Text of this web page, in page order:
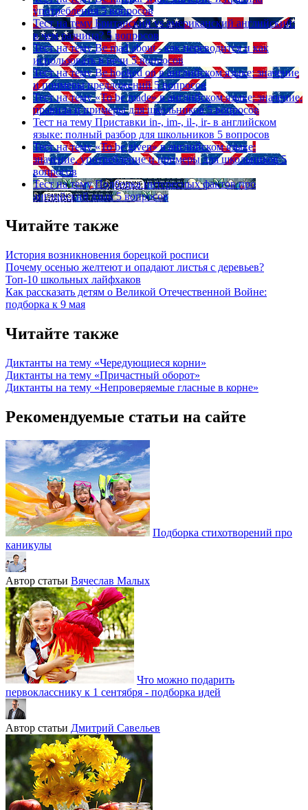
употребления 5 вопросов
Тест на тему Британский vs американский английский:
в чем разница? 5 вопросов
Тест на тему Be mad about - как переводится и как
использовать в речи 5 вопросов
Тест на тему Be hooked on в английском языке: значение
и примеры предложений 5 вопросов
Тест на тему «To be made» в английском языке: значение,
правила и примеры для школьников 5 вопросов
Тест на тему Приставки in-, im-, il-, ir- в английском
языке: полный разбор для школьников 5 вопросов
Тест на тему «To be given» в английском языке:
значение, употребление и примеры для школьников 5
вопросов
Тест на тему Подборка интересных фактов про
английский язык 5 вопросов
Читайте также
История возникновения борецкой росписи
Почему осенью желтеют и опадают листья с деревьев?
Топ-10 школьных лайфхаков
Как рассказать детям о Великой Отечественной Войне:
подборка к 9 мая
Читайте также
Диктанты на тему «Чередующиеся корни»
Диктанты на тему «Причастный оборот»
Диктанты на тему «Непроверяемые гласные в корне»
Рекомендуемые статьи на сайте
Подборка стихотворений про
каникулы
Автор статьи Вячеслав Малых
Что можно подарить
первокласснику к 1 сентября - подборка идей
Автор статьи Дмитрий Савельев